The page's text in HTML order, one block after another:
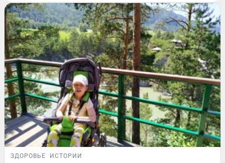
ЗДОРОВЬЕ ИСТОРИИ